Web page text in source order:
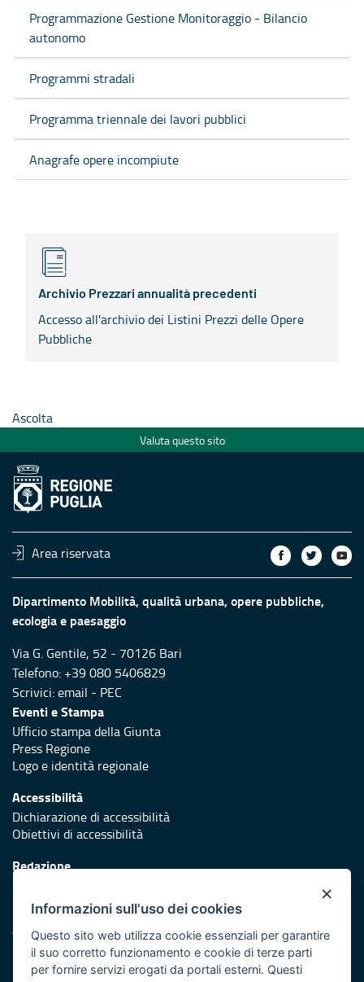
Programmazione Gestione Monitoraggio - Bilancio
autonomo
Programmi stradali
Programma triennale dei lavori pubblici
Anagrafe opere incompiute
Archivio Prezzari annualità precedenti
Accesso all'archivio dei Listini Prezzi delle Opere
Pubbliche
Ascolta
Valuta questo sito
Area riservata
Dipartimento Mobilità, qualità urbana, opere pubbliche,
ecologia e paesaggio
Via G. Gentile, 52 - 70126 Bari
Telefono: +39 080 5406829
Scrivici:email - PEC
Eventi e Stampa
Ufficio stampa della Giunta
Press Regione
Logo e identità regionale
Accessibilità
Dichiarazione di accessibilità
Obiettivi di accessibilità
Redazione
Protezione civile
Vai al sito di Protezione Civile Puglia
Iniziativa finanziata con risorse del POR Puglia 2014/2020 -
×
Informazioni sull'uso dei cookies
Questo sito web utilizza cookie essenziali per garantire
il suo corretto funzionamento e cookie di terze parti
per fornire servizi erogati da portali esterni. Questi